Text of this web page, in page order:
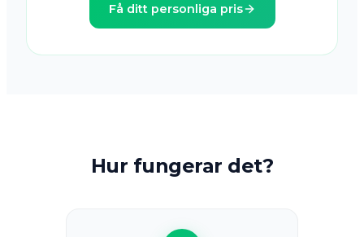
Få ditt personliga pris
Hur fungerar det?